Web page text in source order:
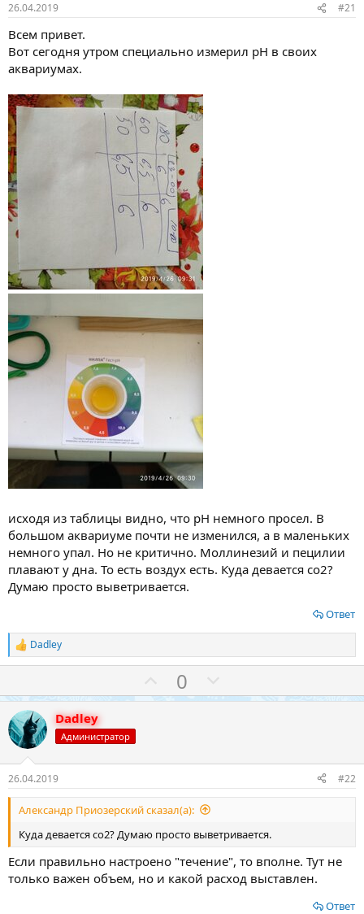
26.04.2019 #21
Всем привет.
Вот сегодня утром специально измерил pH в своих
аквариумах.
исходя из таблицы видно, что pH немного просел. В
большом аквариуме почти не изменился, а в маленьких
немного упал. Но не критично. Моллинезий и пецилии
плавают у дна. То есть воздух есть. Куда девается со2?
Думаю просто выветривается.
Ответ
Р
е
ц
и
и
:
Dadley
а
0
р
и
Dadley
Администратор
26.04.2019 #22
Александр Приозерский сказал(а):
Куда девается со2? Думаю просто выветривается.
Если правильно настроено "течение", то вполне. Тут не
только важен объем, но и какой расход выставлен.
Ответ